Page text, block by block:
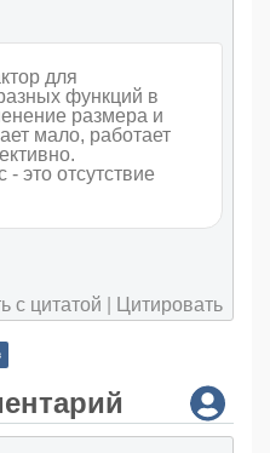
для
функций в
размера и
мало, работает
это отсутствие
с цитатой Цитировать